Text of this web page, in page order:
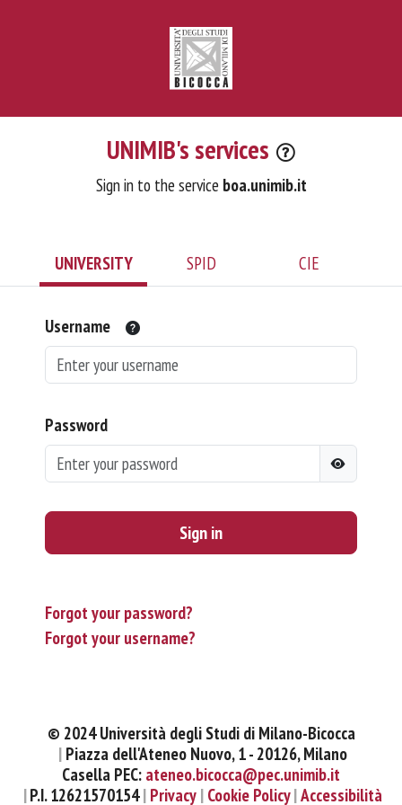
UNIMIB's services
Sign in to the service boa.unimib.it
UNIVERSITY SPID CIE
Username
Password
Sign in
Forgot your password?
Forgot your username?
© 2024 Università degli Studi di Milano-Bicocca
Piazza dell'Ateneo Nuovo, 1 - 20126, Milano
Casella PEC: ateneo.bicocca@pec.unimib.it
P.I. 12621570154 Privacy Cookie Policy Accessibilità